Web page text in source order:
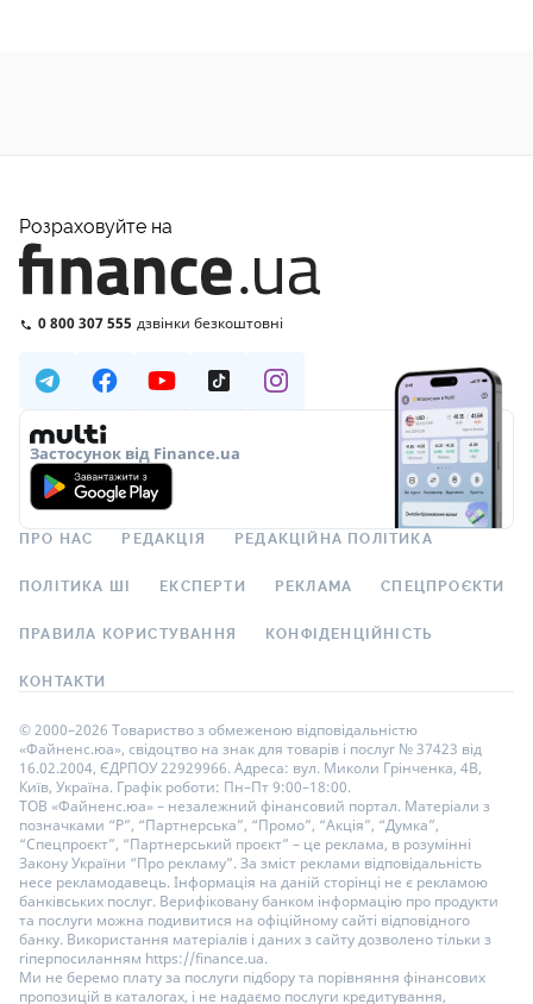
Розраховуйте на
0 800 307 555 дзвінки безкоштовні
Застосунок від Finance.ua
ПРО НАС РЕДАКЦІЯ РЕДАКЦІЙНА ПОЛІТИКА
ПОЛІТИКА ШІ ЕКСПЕРТИ РЕКЛАМА СПЕЦПРОЄКТИ
ПРАВИЛА КОРИСТУВАННЯ КОНФІДЕНЦІЙНІСТЬ
КОНТАКТИ
© 2000–2026 Товариство з обмеженою відповідальністю
«Файненс.юа», свідоцтво на знак для товарів і послуг № 37423 від
16.02.2004, ЄДРПОУ 22929966. Адреса: вул. Миколи Грінченка, 4В,
Київ, Україна. Графік роботи: Пн–Пт 9:00–18:00.
ТОВ «Файненс.юа» – незалежний фінансовий портал. Матеріали з
позначками “Р”, “Партнерська”, “Промо”, “Акція”, “Думка”,
“Спецпроєкт”, “Партнерський проєкт” – це реклама, в розумінні
Закону України “Про рекламу”. За зміст реклами відповідальність
несе рекламодавець. Інформація на даній сторінці не є рекламою
банківських послуг. Верифіковану банком інформацію про продукти
та послуги можна подивитися на офіційному сайті відповідного
банку. Використання матеріалів і даних з сайту дозволено тільки з
гіперпосиланням https://finance.ua.
Ми не беремо плату за послуги підбору та порівняння фінансових
пропозицій в каталогах, і не надаємо послуги кредитування,